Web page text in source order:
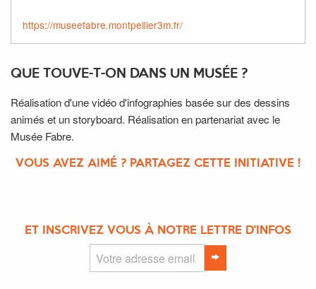
https://museefabre.montpellier3m.fr/
QUE TOUVE-T-ON DANS UN MUSÉE ?
Réalisation d'une vidéo d'infographies basée sur des dessins
animés et un storyboard. Réalisation en partenariat avec le
Musée Fabre.
VOUS AVEZ AIMÉ ? PARTAGEZ CETTE INITIATIVE !
ET INSCRIVEZ VOUS À NOTRE LETTRE D'INFOS